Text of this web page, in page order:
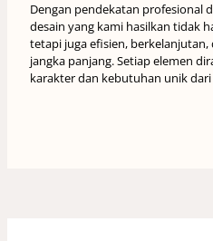
Dengan pendekatan profesional
desain yang kami hasilkan tidak
tetapi juga efisien,
jangka panjang. Setiap elemen
karakter dan kebutuhan unik